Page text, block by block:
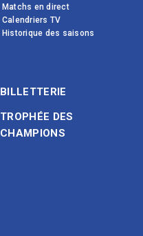
Matchs en direct
Calendriers TV
Historique des saisons
BILLETTERIE
TROPHÉE DES
CHAMPIONS